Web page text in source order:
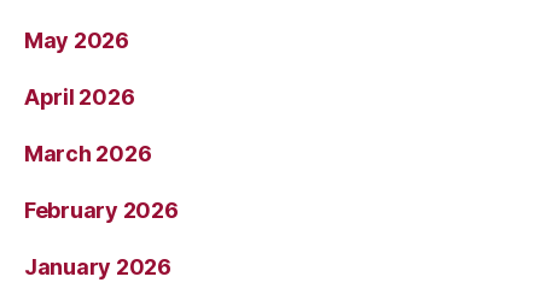
May 2026
April 2026
March 2026
February 2026
January 2026